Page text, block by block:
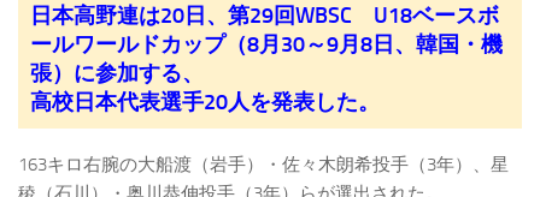
日本高野連は20日、第29回WBSC U18ベースボ
ールワールドカップ（8月30～9月8日、韓国・機
張）に参加する、
高校日本代表選手20人を発表した。
163キロ右腕の大船渡（岩手）・佐々木朗希投手（3年）、星